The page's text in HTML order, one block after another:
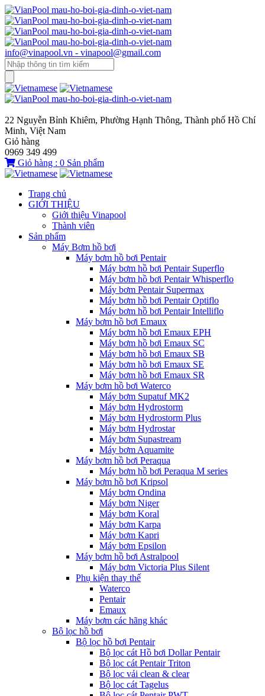
info@vinapool.vn - vinapool@gmail.com
22 Nguyễn Bỉnh Khiêm, Phường Hạnh Thông, Thành phố Hồ Chí
Minh, Việt Nam
Giỏ hàng
0969 349 499
Giỏ hàng : 0 Sản phẩm
Trang chủ
GIỚI THIỆU
Giới thiệu Vinapool
Thành viên
Sản phẩm
Máy Bơm hồ bơi
Máy bơm hồ bơi Pentair
Máy bơm hồ bơi Pentair Superflo
Máy bơm hồ bơi Pentair Whisperflo
Máy bơm Pentair Supermax
Máy bơm hồ bơi Pentair Optiflo
Máy bơm hồ bơi Pentair Intelliflo
Máy bơm hồ bơi Emaux
Máy bơm hồ bơi Emaux EPH
Máy bơm hồ bơi Emaux SC
Máy bơm hồ bơi Emaux SB
Máy bơm hồ bơi Emaux SE
Máy bơm hồ bơi Emaux SR
Máy bơm hồ bơi Waterco
Máy bơm Supatuf MK2
Máy bơm Hydrostorm
Máy bơm Hydrostorm Plus
Máy bơm Hydrostar
Máy bơm Supastream
Máy bơm Aquamite
Máy bơm hồ bơi Peraqua
Máy bơm hồ bơi Peraqua M series
Máy bơm hồ bơi Kripsol
Máy bơm Ondina
Máy bơm Niger
Máy bơm Koral
Máy bơm Karpa
Máy bơm Kapri
Máy bơm Epsilon
Máy bơm hồ bơi Astralpool
Máy bơm Victoria Plus Silent
Phụ kiện thay thế
Waterco
Pentair
Emaux
Máy bơm các hãng khác
Bộ lọc hồ bơi
Bộ lọc hồ bơi Pentair
Bộ lọc cát Hồ bơi Dollar Pentair
Bộ lọc cát Pentair Triton
Bộ lọc vải clean & clear
Bộ lọc cát Tagelus